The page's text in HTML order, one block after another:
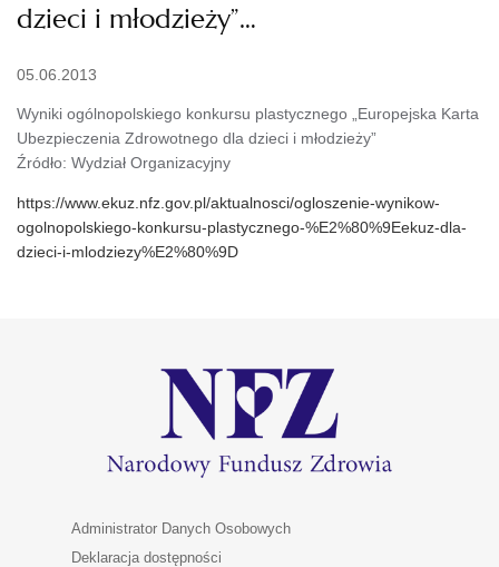
dzieci i młodzieży”…
05.06.2013
Wyniki ogólnopolskiego konkursu plastycznego „Europejska Karta
Ubezpieczenia Zdrowotnego dla dzieci i młodzieży”
Źródło: Wydział Organizacyjny
https://www.ekuz.nfz.gov.pl/aktualnosci/ogloszenie-wynikow-
ogolnopolskiego-konkursu-plastycznego-%E2%80%9Eekuz-dla-
dzieci-i-mlodziezy%E2%80%9D
Administrator Danych Osobowych
Deklaracja dostępności